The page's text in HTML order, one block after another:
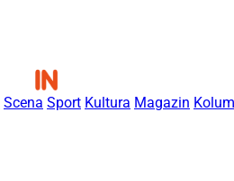
Scena Sport Kultura Magazin